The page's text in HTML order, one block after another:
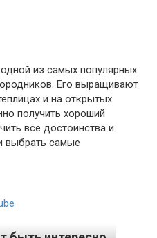
из самых популярных
Его выращивают
и на открытых
получить хороший
все достоинства и
выбрать самые